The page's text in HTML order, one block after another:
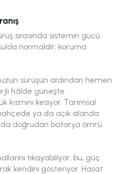
sırasında sistemin gücü
normaldir; koruma
sürüşün ardından hemen
hâlde güneşte
kesiyor. Tarımsal
ya da açık alanda
doğrudan batarya ömrü
tıkayabiliyor; bu, güç
kendini gösteriyor. Hasat